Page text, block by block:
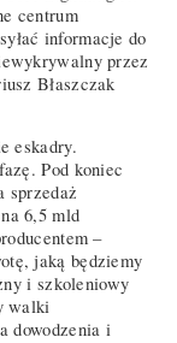
centrum
informacje do
przez
Błaszczak
eskadry.
Pod koniec
sprzedaż
6,5 mld
–
jaką będziemy
i szkoleniowy
walki
dowodzenia i